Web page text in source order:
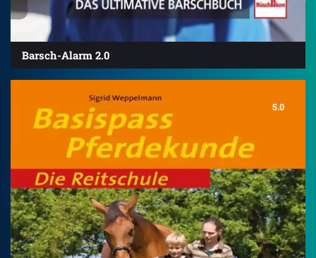
Barsch-Alarm 2.0
5.0